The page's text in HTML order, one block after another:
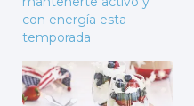
con energía esta
temporada